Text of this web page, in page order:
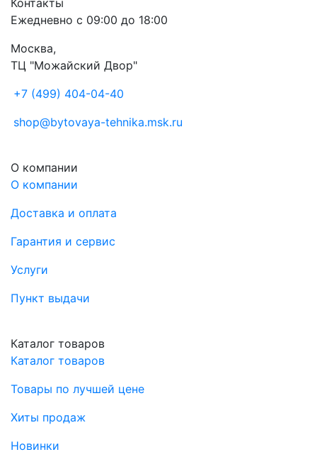
Ежедневно с 09:00 до 18:00
Москва,
ТЦ "Можайский Двор"
+7 (499) 404-04-40
shop@bytovaya-tehnika.msk.ru
О компании
О компании
Доставка и оплата
Гарантия и сервис
Услуги
Пункт выдачи
Каталог товаров
Каталог товаров
Товары по лучшей цене
Хиты продаж
Новинки